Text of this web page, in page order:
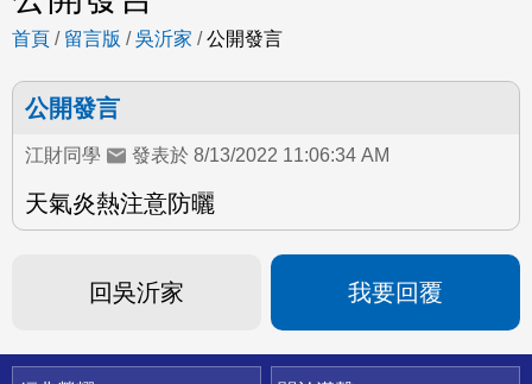
首頁 / 留言版 /吳沂家 /公開發言
公開發言
江財同學 發表於 8/13/2022 11:06:34 AM
天氣炎熱注意防曬
回吳沂家 我要回覆